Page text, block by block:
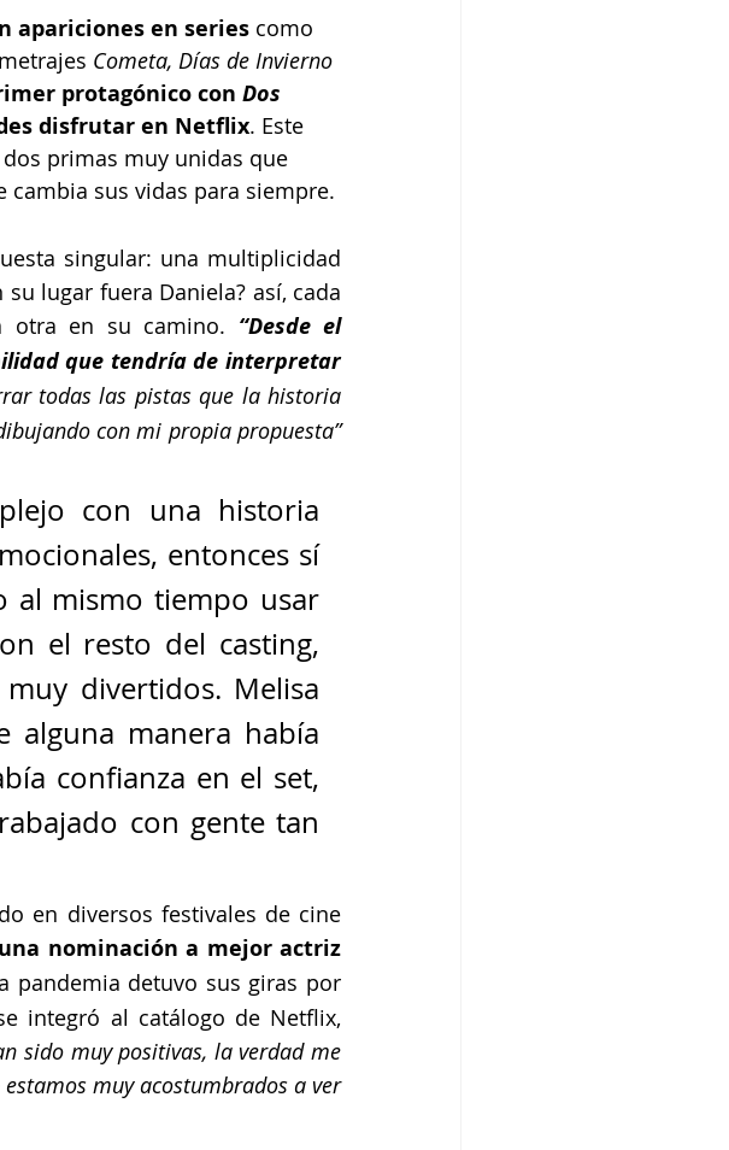
apariciones en series como
Cometa, Días de Invierno
protagónico con Dos
disfrutar en Netflix. Este
primas muy unidas que
cambia sus vidas para siempre.
singular: una multiplicidad
lugar fuera Daniela? así, cada
otra en su camino. “Desde el
que tendría de interpretar
todas las pistas que la historia
me daba para poder entender a mi personaje y seguirlo dibujando con mi propia propuesta”
con una historia
entonces sí
al mismo tiempo usar
el resto del casting,
divertidos. Melisa
alguna manera había
confianza en el set,
con gente tan
en diversos festivales de cine
nominación a mejor actriz
pandemia detuvo sus giras por
integró al catálogo de Netflix,
sido muy positivas, la verdad me
muy acostumbrados a ver